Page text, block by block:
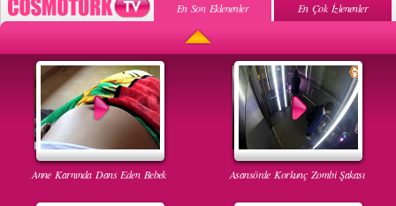
En Son Eklenenler En Çok İzlenenler
Anne Karnında Dans Eden Bebek Asansörde Korkunç Zombi Şakası